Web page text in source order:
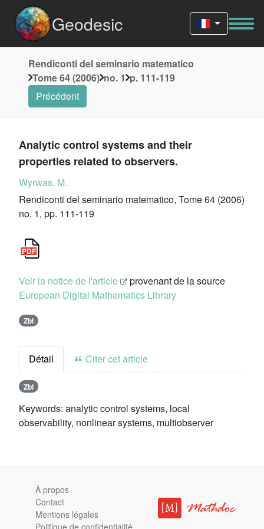
Geodesic
Rendiconti del seminario matematico
Tome 64 (2006) no. 1 p. 111-119
Précédent
Analytic control systems and their
properties related to observers.
Wyrwas, M.
Rendiconti del seminario matematico, Tome 64 (2006)
no. 1, pp. 111-119
Voir la notice de l'article
provenant de la source
European Digital Mathematics Library
Zbl
Détail Citer cet article
Zbl
Keywords: analytic control systems, local
observability, nonlinear systems, multiobserver
À propos
Contact
Mentions légales
Politique de confidentialité